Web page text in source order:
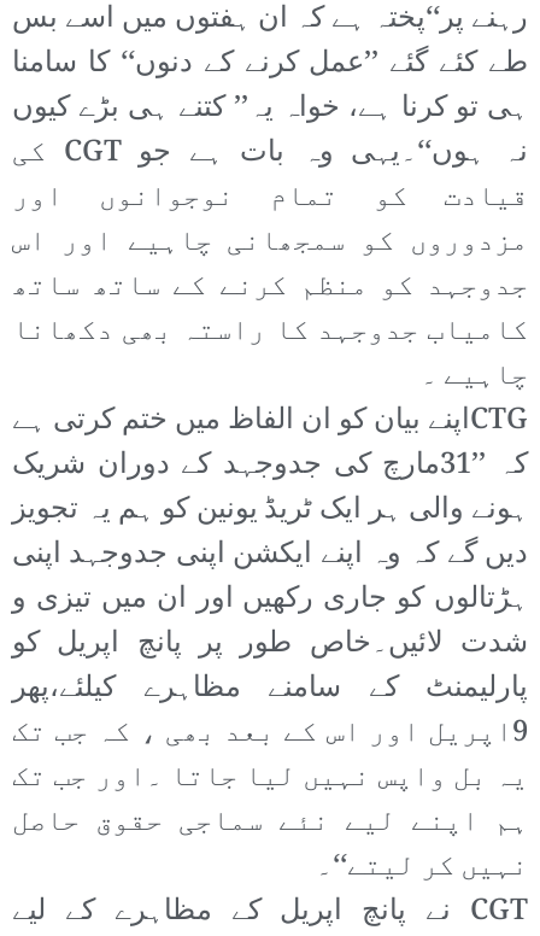
رہنے پر‘‘پختہ ہے کہ ان ہفتوں میں اسے بس
طے کئے گئے ’’عمل کرنے کے دنوں‘‘ کا سامنا
ہی تو کرنا ہے، خواہ یہ’’ کتنے ہی بڑے کیوں
نہ ہوں‘‘۔یہی وہ بات ہے جو CGT کی
قیادت کو تمام نوجوانوں اور
مزدوروں کو سمجھانی چاہیے اور اس
جدوجہد کو منظم کرنے کے ساتھ ساتھ
کامیاب جدوجہد کا راستہ بھی دکھانا
چاہیے ۔
CTGاپنے بیان کو ان الفاظ میں ختم کرتی ہے
کہ ’’31مارچ کی جدوجہد کے دوران شریک
ہونے والی ہر ایک ٹریڈ یونین کو ہم یہ تجویز
دیں گے کہ وہ اپنے ایکشن اپنی جدوجہد اپنی
ہڑتالوں کو جاری رکھیں اور ان میں تیزی و
شدت لائیں۔خاص طور پر پانچ اپریل کو
پارلیمنٹ کے سامنے مظاہرے کیلئے،پھر
9اپریل اور اس کے بعد بھی ، کہ جب تک
یہ بل واپس نہیں لیا جاتا ۔اور جب تک
ہم اپنے لیے نئے سماجی حقوق حاصل
نہیں کر لیتے‘‘۔
CGT نے پانچ اپریل کے مظاہرے کے لیے